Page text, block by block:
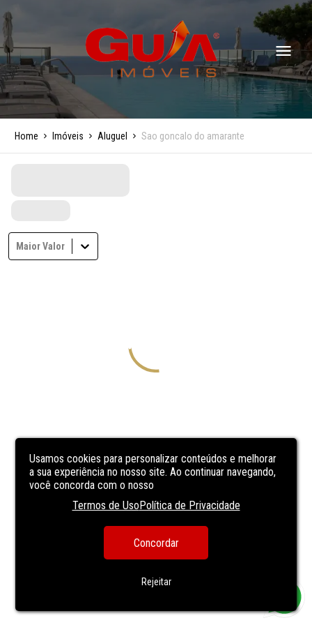
Usamos cookies para personalizar conteúdos e melhorar
a sua experiência no nosso site. Ao continuar navegando,
você concorda com o nosso
Termos de UsoPolítica de Privacidade
Concordar
Rejeitar
Home Imóveis Aluguel Sao goncalo do amarante
Maior Valor